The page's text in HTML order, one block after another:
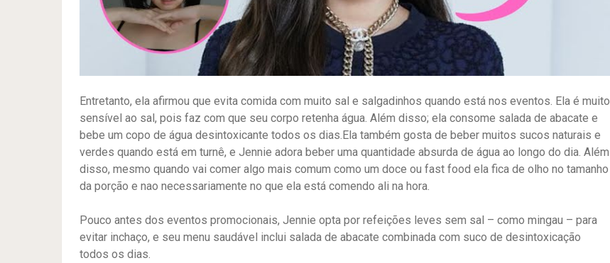
Entretanto, ela afirmou que evita comida com muito sal e salgadinhos quando está nos eventos. Ela é muito
sensível ao sal, pois faz com que seu corpo retenha água. Além disso; ela consome salada de abacate e
bebe um copo de água desintoxicante todos os dias.Ela também gosta de beber muitos sucos naturais e
verdes quando está em turnê, e Jennie adora beber uma quantidade absurda de água ao longo do dia. Além
disso, mesmo quando vai comer algo mais comum como um doce ou fast food ela fica de olho no tamanho
da porção e nao necessariamente no que ela está comendo ali na hora.
Pouco antes dos eventos promocionais, Jennie opta por refeições leves sem sal – como mingau – para
evitar inchaço, e seu menu saudável inclui salada de abacate combinada com suco de desintoxicação
todos os dias.